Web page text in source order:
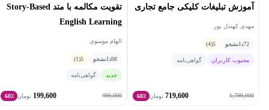
آموزش تبلیغات کلیکی جامع تجاری
مهدی کهندل پور
72دانشجو 5
(4)
محبوب کاربران گواهی‌نامه
1,799,000
719,600 تومان 60٪
تقویت مکالمه با متد Story-Based
English Learning
الهام موسوی
98دانشجو 5
(1)
جدید گواهی‌نامه
499,000
199,600 تومان 60٪